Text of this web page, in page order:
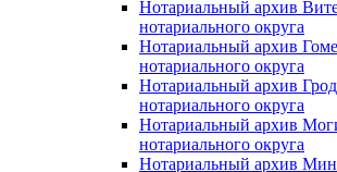
Нотариальный архив
нотариального округа
Нотариальный архив
нотариального округа
Нотариальный архив
нотариального округа
Нотариальный архив
нотариального округа
Нотариальный архив